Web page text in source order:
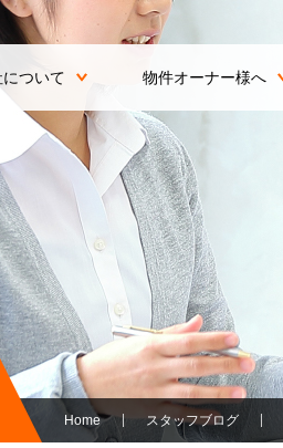
について 物件オーナー様へ
Home スタッフブログ